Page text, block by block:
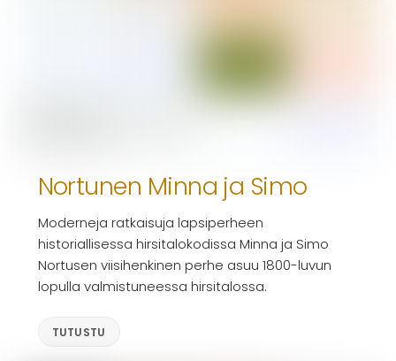
Nortunen Minna ja Simo
Moderneja ratkaisuja lapsiperheen
historiallisessa hirsitalokodissa Minna ja Simo
Nortusen viisihenkinen perhe asuu 1800-luvun
lopulla valmistuneessa hirsitalossa.
TUTUSTU